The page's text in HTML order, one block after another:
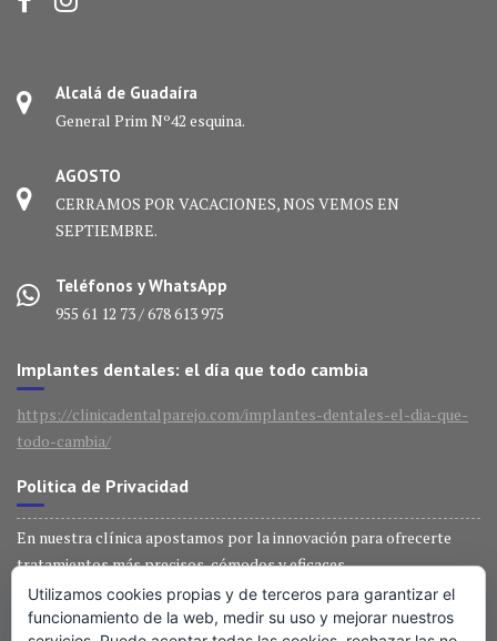
Alcalá de Guadaíra
General Prim Nº42 esquina.
AGOSTO
CERRAMOS POR VACACIONES, NOS VEMOS EN
SEPTIEMBRE.
Teléfonos y WhatsApp
955 61 12 73 / 678 613 975
Implantes dentales: el día que todo cambia
https://clinicadentalparejo.com/implantes-dentales-el-dia-que-
todo-cambia/
Politica de Privacidad
En nuestra clínica apostamos por la innovación para ofrecerte
tratamientos más precisos, cómodos y eficaces.
Técnología última generación
Utilizamos cookies propias y de terceros para garantizar el
funcionamiento de la web, medir su uso y mejorar nuestros